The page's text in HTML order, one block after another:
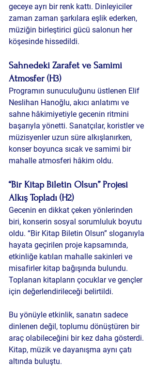
geceye ayrı bir renk kattı. Dinleyiciler
zaman zaman şarkılara eşlik ederken,
müziğin birleştirici gücü salonun her
köşesinde hissedildi.
Sahnedeki Zarafet ve Samimi
Atmosfer (H3)
Programın sunuculuğunu üstlenen Elif
Neslihan Hanoğlu, akıcı anlatımı ve
sahne hâkimiyetiyle gecenin ritmini
başarıyla yönetti. Sanatçılar, koristler ve
müzisyenler uzun süre alkışlanırken,
konser boyunca sıcak ve samimi bir
mahalle atmosferi hâkim oldu.
“Bir Kitap Biletin Olsun” Projesi
Alkış Topladı (H2)
Gecenin en dikkat çeken yönlerinden
biri, konserin sosyal sorumluluk boyutu
oldu. “Bir Kitap Biletin Olsun” sloganıyla
hayata geçirilen proje kapsamında,
etkinliğe katılan mahalle sakinleri ve
misafirler kitap bağışında bulundu.
Toplanan kitapların çocuklar ve gençler
için değerlendirileceği belirtildi.
Bu yönüyle etkinlik, sanatın sadece
dinlenen değil, toplumu dönüştüren bir
araç olabileceğini bir kez daha gösterdi.
Kitap, müzik ve dayanışma aynı çatı
altında buluştu.